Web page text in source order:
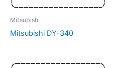
Mitsubishi
Mitsubishi DY-340